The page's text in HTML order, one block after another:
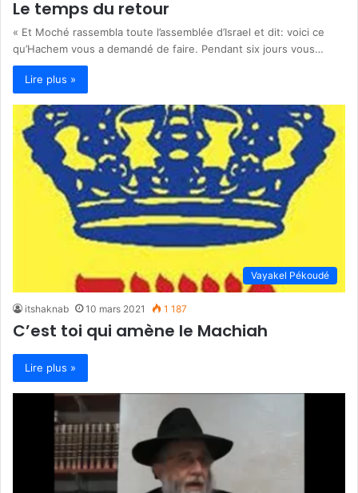
Le temps du retour
« Et Moché rassembla toute l’assemblée d’Israel et dit: voici ce
qu’Hachem vous a demandé de faire. Pendant six jours vous…
Lire plus »
Vayakel Pékoudé
itshaknab 10 mars 2021 1 187
C’est toi qui amène le Machiah
Lire plus »